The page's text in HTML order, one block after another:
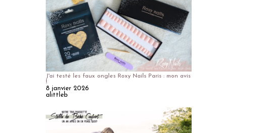
J'ai testé les faux ongles Roxy Nails Paris : mon avis
!
8 janvier 2026
alittleb